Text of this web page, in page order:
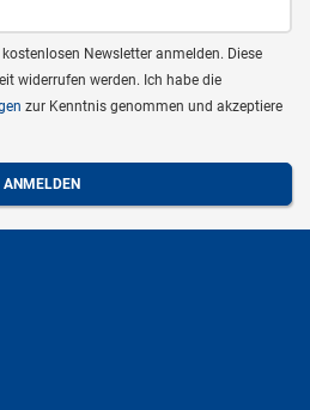
Newsletter anmelden. Diese
widerrufen werden. Ich habe die
zur Kenntnis genommen und akzeptiere